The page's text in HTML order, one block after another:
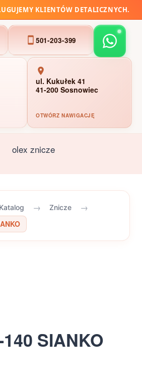
KLIENTÓW DETALICZNYCH.
501-203-399
ul. Kukułek 41
41-200 Sosnowiec
OTWÓRZ NAWIGACJĘ
Katalog → Znicze →
SIANKO